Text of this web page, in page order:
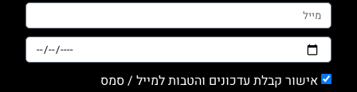
אישור קבלת עדכונים והטבות למייל / סמס